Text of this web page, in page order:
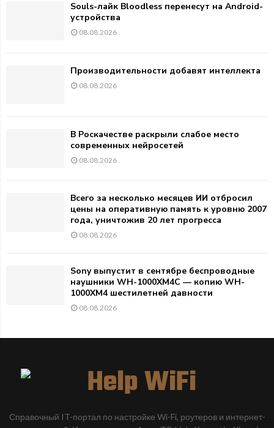
Souls-лайк Bloodless перенесут на Android-
устройства
08.08.2026
Производительности добавят интеллекта
08.08.2026
В Роскачестве раскрыли слабое место
современных нейросетей
08.08.2026
Всего за несколько месяцев ИИ отбросил
цены на оперативную память к уровню 2007
года, уничтожив 20 лет прогресса
08.08.2026
Sony выпустит в сентябре беспроводные
наушники WH-1000XM4C — копию WH-
1000XM4 шестилетней давности
08.08.2026
Справочный IT-портал по настройке Wi-Fi, роутеров и интернет-